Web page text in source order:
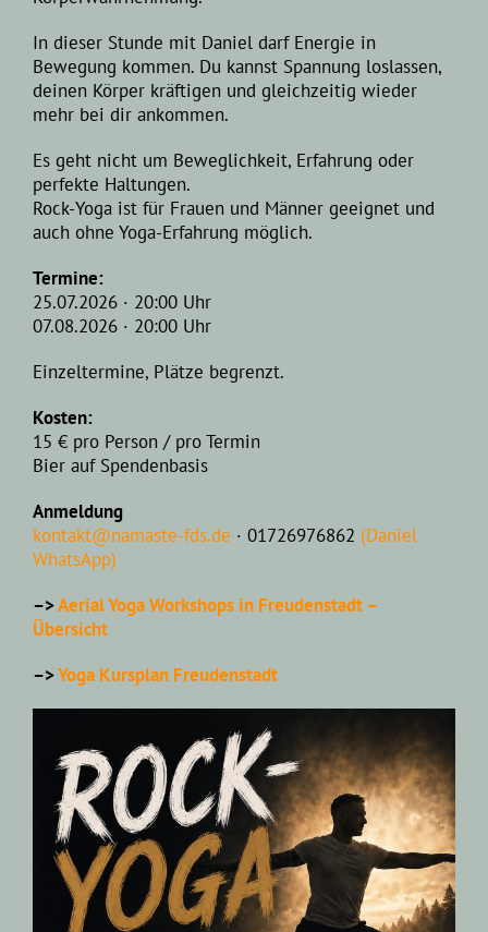
In dieser Stunde mit Daniel darf Energie in
Bewegung kommen. Du kannst Spannung loslassen,
deinen Körper kräftigen und gleichzeitig wieder
mehr bei dir ankommen.
Es geht nicht um Beweglichkeit, Erfahrung oder
perfekte Haltungen.
Rock-Yoga ist für Frauen und Männer geeignet und
auch ohne Yoga-Erfahrung möglich.
Termine:
25.07.2026 · 20:00 Uhr
07.08.2026 · 20:00 Uhr
Einzeltermine, Plätze begrenzt.
Kosten:
15 € pro Person / pro Termin
Bier auf Spendenbasis
Anmeldung
kontakt@namaste-fds.de · 01726976862 (Daniel
WhatsApp)
–>Aerial Yoga Workshops in Freudenstadt –
Übersicht
–>Yoga Kursplan Freudenstadt